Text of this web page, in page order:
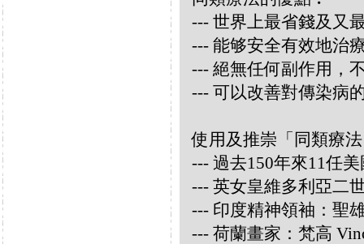
--- 世界上最省錢及又
--- 能够安全有效地治
--- 絕無任何副作用，
--- 可以改善對傳染病
使用及推崇「同類療
--- 過去150年來11任
--- 英女皇維多利亞二
--- 印度精神領袖：聖
--- 荷蘭畫家：梵高